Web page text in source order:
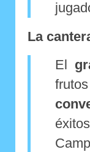
La
El